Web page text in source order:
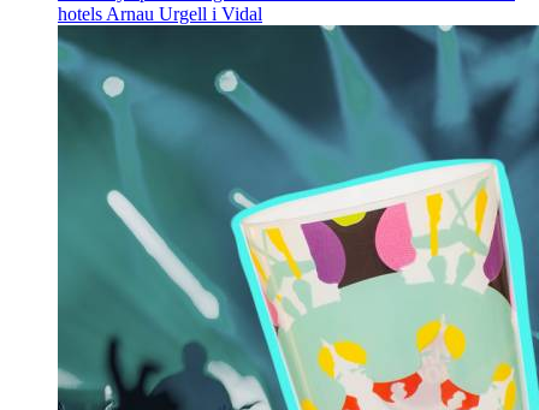
hotels Arnau Urgell i Vidal